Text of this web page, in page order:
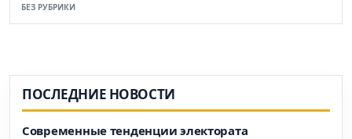
БЕЗ РУБРИКИ
ПОСЛЕДНИЕ НОВОСТИ
Современные тенденции электората